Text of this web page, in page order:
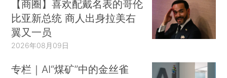
【商圈】喜欢配戴名表的哥伦
比亚新总统 商人出身拉美右
翼又一员
2026年08月09日
专栏｜AI“煤矿”中的金丝雀